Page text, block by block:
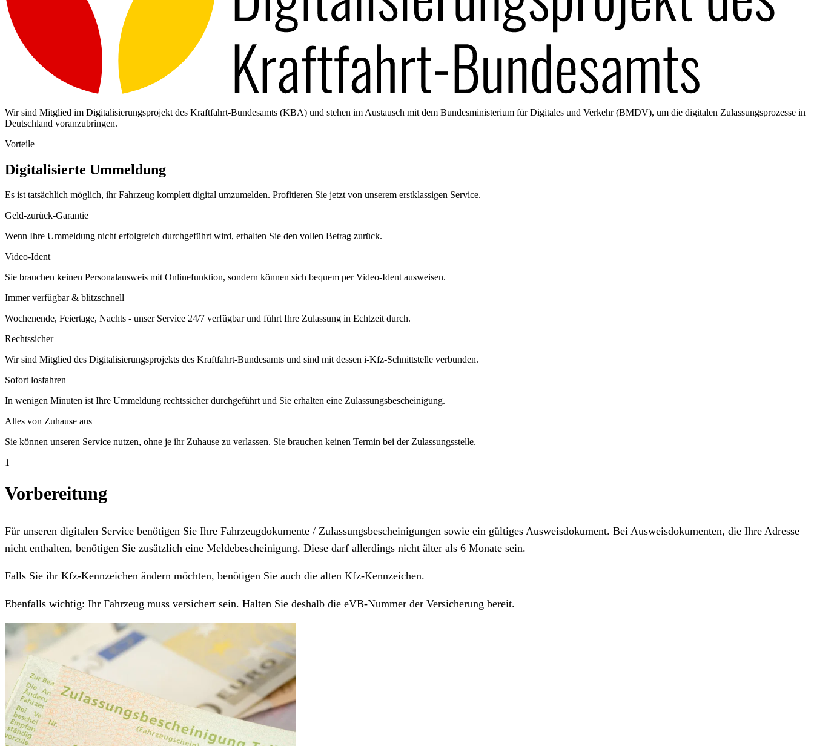
Wir sind Mitglied im Digitalisierungsprojekt des Kraftfahrt-Bundesamts (KBA) und stehen im Austausch mit dem Bundesministerium für Digitales und Verkehr (BMDV), um die digitalen Zulassungsprozesse in
Deutschland voranzubringen.
Vorteile
Digitalisierte Ummeldung
Es ist tatsächlich möglich, ihr Fahrzeug komplett digital umzumelden. Profitieren Sie jetzt von unserem erstklassigen Service.
Geld-zurück-Garantie
Wenn Ihre Ummeldung nicht erfolgreich durchgeführt wird, erhalten Sie den vollen Betrag zurück.
Video-Ident
Sie brauchen keinen Personalausweis mit Onlinefunktion, sondern können sich bequem per Video-Ident ausweisen.
Immer verfügbar & blitzschnell
Wochenende, Feiertage, Nachts - unser Service 24/7 verfügbar und führt Ihre Zulassung in Echtzeit durch.
Rechtssicher
Wir sind Mitglied des Digitalisierungsprojekts des Kraftfahrt-Bundesamts und sind mit dessen i-Kfz-Schnittstelle verbunden.
Sofort losfahren
In wenigen Minuten ist Ihre Ummeldung rechtssicher durchgeführt und Sie erhalten eine Zulassungsbescheinigung.
Alles von Zuhause aus
Sie können unseren Service nutzen, ohne je ihr Zuhause zu verlassen. Sie brauchen keinen Termin bei der Zulassungsstelle.
1
Vorbereitung
Für unseren digitalen Service benötigen Sie Ihre Fahrzeugdokumente / Zulassungsbescheinigungen sowie ein gültiges Ausweisdokument. Bei Ausweisdokumenten, die Ihre Adresse
nicht enthalten, benötigen Sie zusätzlich eine Meldebescheinigung. Diese darf allerdings nicht älter als 6 Monate sein.
Falls Sie ihr Kfz-Kennzeichen ändern möchten, benötigen Sie auch die alten Kfz-Kennzeichen.
Ebenfalls wichtig: Ihr Fahrzeug muss versichert sein. Halten Sie deshalb die eVB-Nummer der Versicherung bereit.